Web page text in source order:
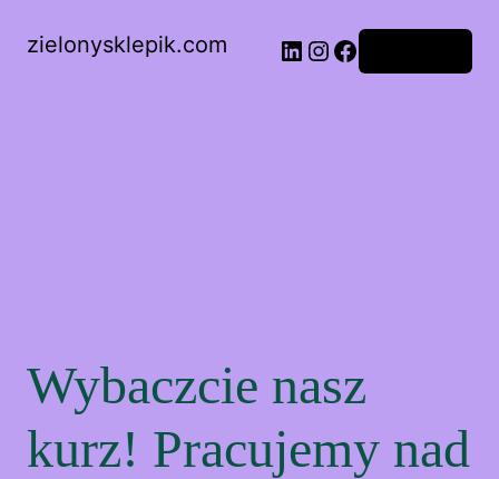
zielonysklepik.com
Wybaczcie nasz
kurz! Pracujemy nad